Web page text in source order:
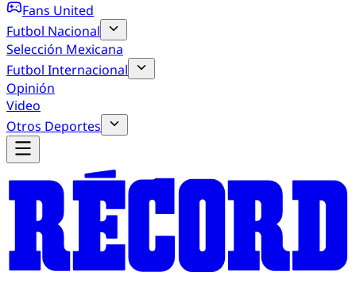
Fans United
Futbol Nacional
Selección Mexicana
Futbol Internacional
Opinión
Video
Otros Deportes